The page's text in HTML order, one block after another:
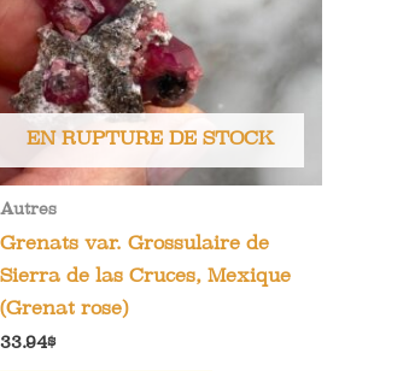
EN RUPTURE DE STOCK
Autres
Grenats var. Grossulaire de
Sierra de las Cruces, Mexique
(Grenat rose)
33.94$